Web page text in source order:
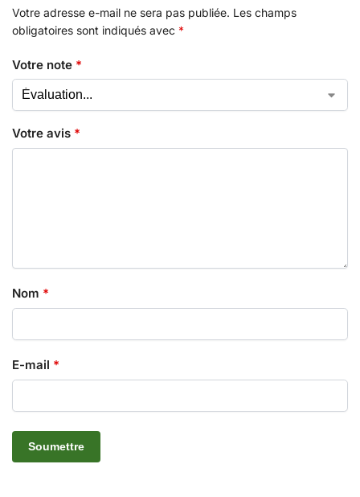
Votre adresse e-mail ne sera pas publiée. Les champs
obligatoires sont indiqués avec *
Votre note *
Votre avis *
Nom *
E-mail *